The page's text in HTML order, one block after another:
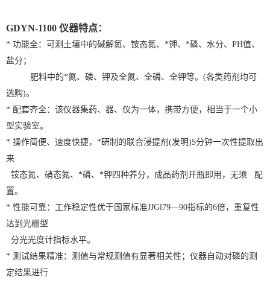
GDYN-1100 仪器特点：
* 功能全：可测土壤中的碱解氮、铵态氮、*钾、*磷、水分、PH值、
盐分；
肥料中的*氮、磷、钾及全氮、全磷、全钾等。(各类药剂均可
选购)。
* 配套齐全：该仪器集药、器、仪为一体，携带方便，相当于一个小
型实验室。
* 操作简便、速度快捷，*研制的联合浸提剂(发明)5分钟一次性提取出
来
铵态氮、硝态氮、*磷、*钾四种养分，成品药剂开瓶即用，无须 配
置。
* 性能可靠：工作稳定性优于国家标准JJGl79—90指标的6倍，重复性
达到光栅型
分光光度计指标水平。
* 测试结果精准：测值与常规测值有显著相关性；仪器自动对磷的测
定结果进行